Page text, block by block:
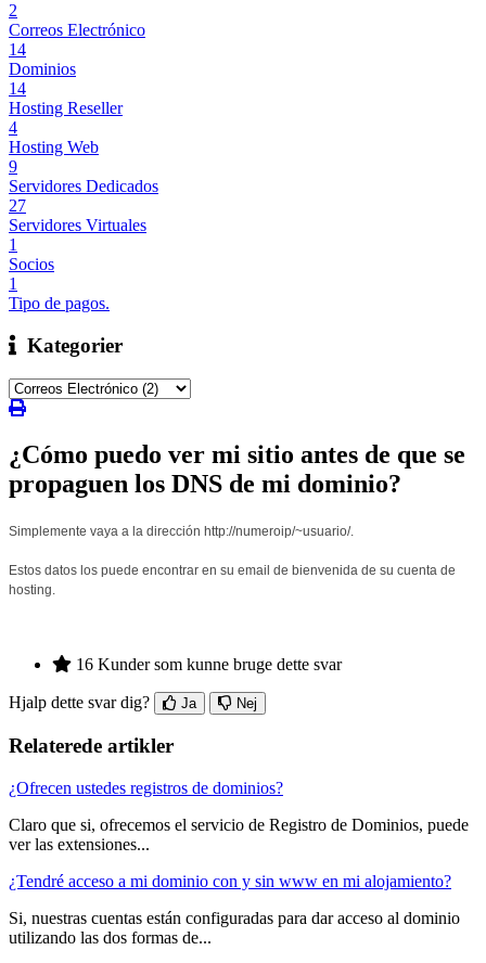
2
Correos Electrónico
14
Dominios
14
Hosting Reseller
4
Hosting Web
9
Servidores Dedicados
27
Servidores Virtuales
1
Socios
1
Tipo de pagos.
Kategorier
¿Cómo puedo ver mi sitio antes de que se
propaguen los DNS de mi dominio?
Simplemente vaya a la dirección http://numeroip/~usuario/.
Estos datos los puede encontrar en su email de bienvenida de su cuenta de
hosting.
16 Kunder som kunne bruge dette svar
Hjalp dette svar dig? Ja Nej
Relaterede artikler
¿Ofrecen ustedes registros de dominios?
Claro que si, ofrecemos el servicio de Registro de Dominios, puede
ver las extensiones...
¿Tendré acceso a mi dominio con y sin www en mi alojamiento?
Si, nuestras cuentas están configuradas para dar acceso al dominio
utilizando las dos formas de...